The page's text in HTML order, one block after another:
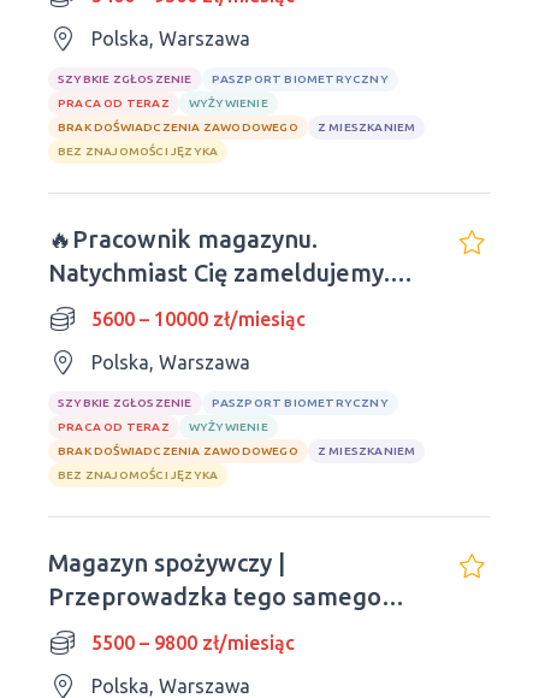
Polska, Warszawa
SZYBKIE ZGŁOSZENIE
PASZPORT BIOMETRYCZNY
PRACA OD TERAZ
WYŻYWIENIE
BRAK DOŚWIADCZENIA ZAWODOWEGO
Z MIESZKANIEM
BEZ ZNAJOMOŚCI JĘZYKA
🔥Pracownik magazynu.
Natychmiast Cię zameldujemy.
Obiady wliczone w cenę.
5600 – 10000 zł/miesiąc
Polska, Warszawa
SZYBKIE ZGŁOSZENIE
PASZPORT BIOMETRYCZNY
PRACA OD TERAZ
WYŻYWIENIE
BRAK DOŚWIADCZENIA ZAWODOWEGO
Z MIESZKANIEM
BEZ ZNAJOMOŚCI JĘZYKA
Magazyn spożywczy |
Przeprowadzka tego samego
dnia | Doświadczenie nie jest
wymagane
5500 – 9800 zł/miesiąc
Polska, Warszawa